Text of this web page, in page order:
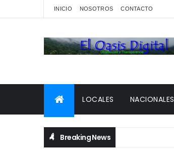
INICIO NOSOTROS CONTACTO
LOCALES NACIONALES
Breaking News